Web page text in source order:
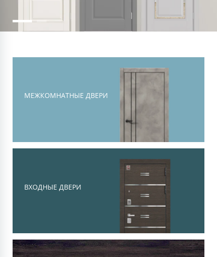
Тоскана
шумоизоляции
МЕЖКОМНАТНЫЕ ДВЕРИ
ВХОДНЫЕ ДВЕРИ